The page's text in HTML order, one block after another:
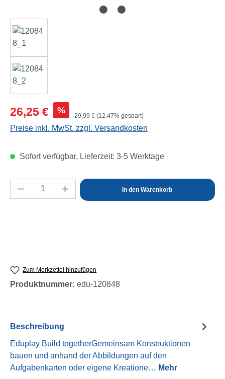
Verkaufspreis:
26,25 € % Regulärer Preis:
29,99 € (12.47% gespart)
Preise inkl. MwSt. zzgl. Versandkosten
Sofort verfügbar, Lieferzeit: 3-5 Werktage
Produkt Anzahl: Gib den gewünschten
In den Warenkorb
Zum Merkzettel hinzufügen
Produktnummer: edu-120848
Beschreibung
Eduplay Build togetherGemeinsam Konstruktionen
bauen und anhand der Abbildungen auf den
Aufgabenkarten oder eigene Kreatione… Mehr